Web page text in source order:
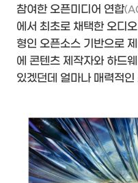
참여한 오픈미디어 연합
에서 최초로 채택한 오디
형인 오픈소스 기반으로
에 콘텐츠 제작자와 하드
있겠던데 얼마나 매력적